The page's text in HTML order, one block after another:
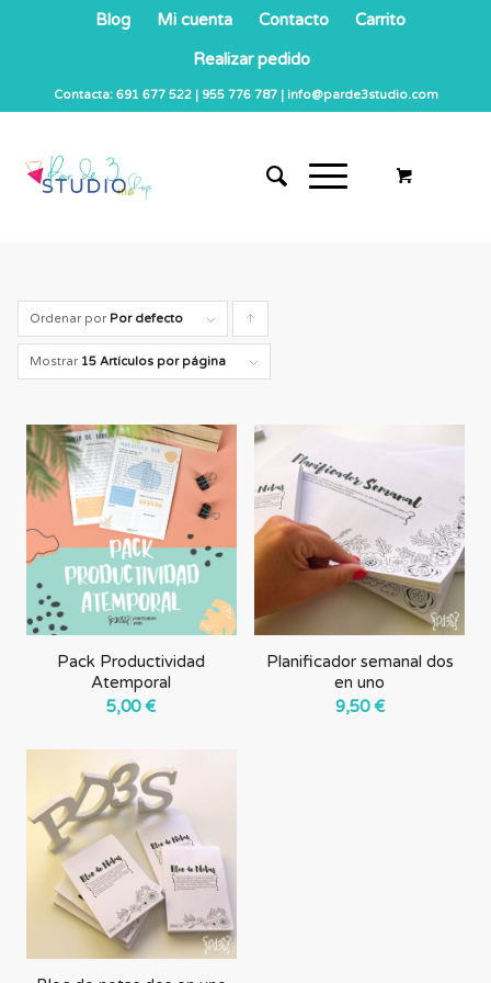
Blog Mi cuenta Contacto
Carrito
Realizar pedido
Contacta: 691 677 522 | 955 776 787 | info@parde3studio.com
Ordenar por Por defecto
forma
ascendente
Mostrar 15 Artículos por página
Pack Productividad
Atemporal
5,00€
Planificador semanal dos
en uno
9,50€